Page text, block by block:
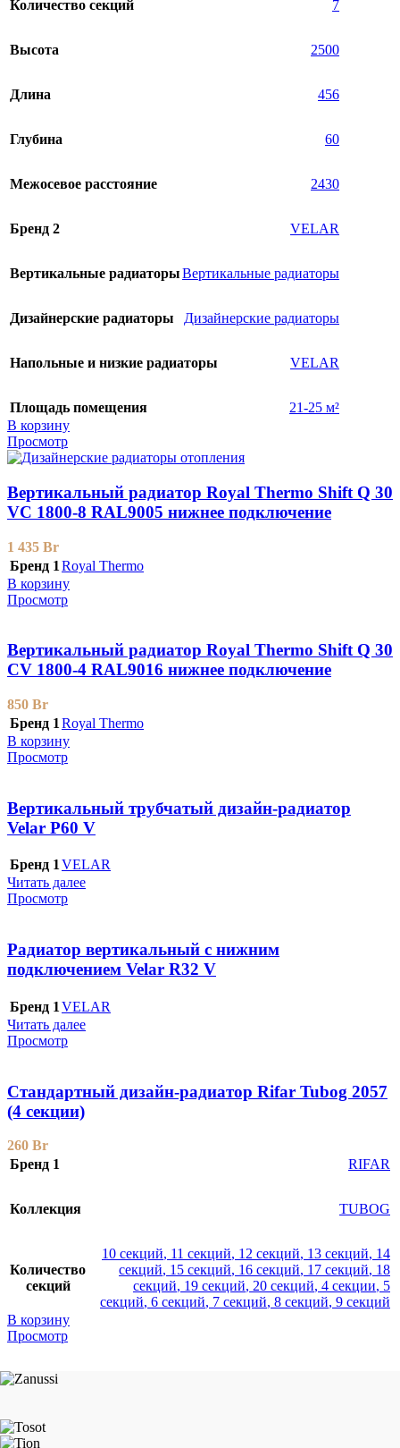
Количество секций 7
Высота 2500
Длина 456
Глубина 60
Межосевое расстояние 2430
Бренд 2 VELAR
Вертикальные радиаторыВертикальные радиаторы
Дизайнерские радиаторы Дизайнерские радиаторы
Напольные и низкие радиаторы VELAR
Площадь помещения
21-25 м²
В корзину
Просмотр
Вертикальный радиатор Royal Thermo Shift Q 30
VС 1800-8 RAL9005 нижнее подключение
1 435 Br
Бренд 1 Royal Thermo
В корзину
Просмотр
Вертикальный радиатор Royal Thermo Shift Q 30
CV 1800-4 RAL9016 нижнее подключение
850 Br
Бренд 1 Royal Thermo
В корзину
Просмотр
Вертикальный трубчатый дизайн-радиатор
Velar P60 V
Бренд 1VELAR
Читать далее
Просмотр
Радиатор вертикальный с нижним
подключением Velar R32 V
Бренд 1 VELAR
Читать далее
Просмотр
Стандартный дизайн-радиатор Rifar Tubog 2057
(4 секции)
260 Br
Бренд 1
RIFAR
Коллекция TUBOG
Количество
секций
10 секций, 11 секций, 12 секций, 13 секций, 14
секций, 15 секций, 16 секций, 17 секций, 18
секций, 19 секций, 20 секций, 4 секции, 5
секций, 6 секций, 7 секций, 8 секций, 9 секций
В корзину
Просмотр